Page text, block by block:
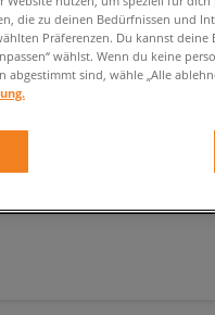
NIKE WINTERJACKE
die zu deinen Bedürfnissen und
Präferenzen. Du kannst
wählst. Wenn du keine
abgestimmt sind, wähle „Alle